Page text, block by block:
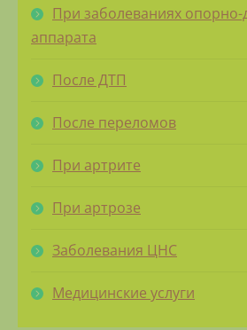
При заболеваниях опорно-
аппарата
После ДТП
После переломов
При артрите
При артрозе
Заболевания ЦНС
Медицинские услуги